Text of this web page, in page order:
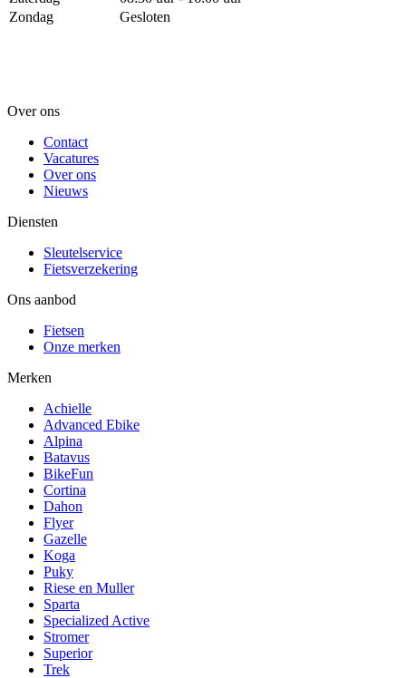
Zondag
Gesloten
Over ons
Contact
Vacatures
Over ons
Nieuws
Diensten
Sleutelservice
Fietsverzekering
Ons aanbod
Fietsen
Onze merken
Merken
Achielle
Advanced Ebike
Alpina
Batavus
BikeFun
Cortina
Dahon
Flyer
Gazelle
Koga
Puky
Riese en Muller
Sparta
Specialized Active
Stromer
Superior
Trek